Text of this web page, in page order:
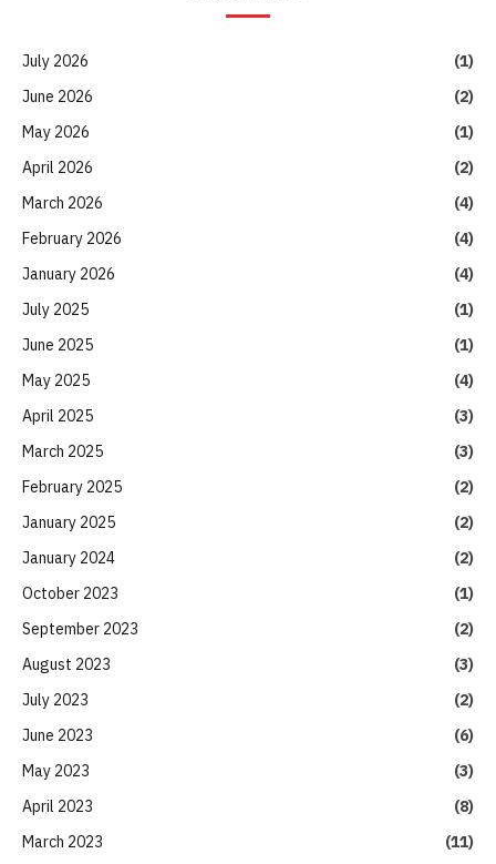
July 2026
(1)
June 2026
(2)
May 2026
(1)
April 2026
(2)
March 2026
(4)
February 2026
(4)
January 2026
(4)
July 2025
(1)
June 2025
(1)
May 2025
(4)
April 2025
(3)
March 2025
(3)
February 2025
(2)
January 2025
(2)
January 2024
(2)
October 2023
(1)
September 2023
(2)
August 2023
(3)
July 2023
(2)
June 2023
(6)
May 2023
(3)
April 2023
(8)
March 2023
(11)